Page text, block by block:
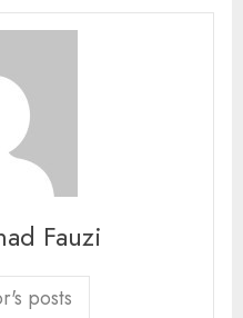
Fauzi
posts